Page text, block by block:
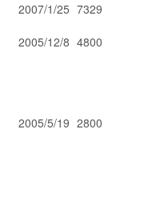
2007/1/25 7329
2005/12/8 4800
2005/5/19 2800